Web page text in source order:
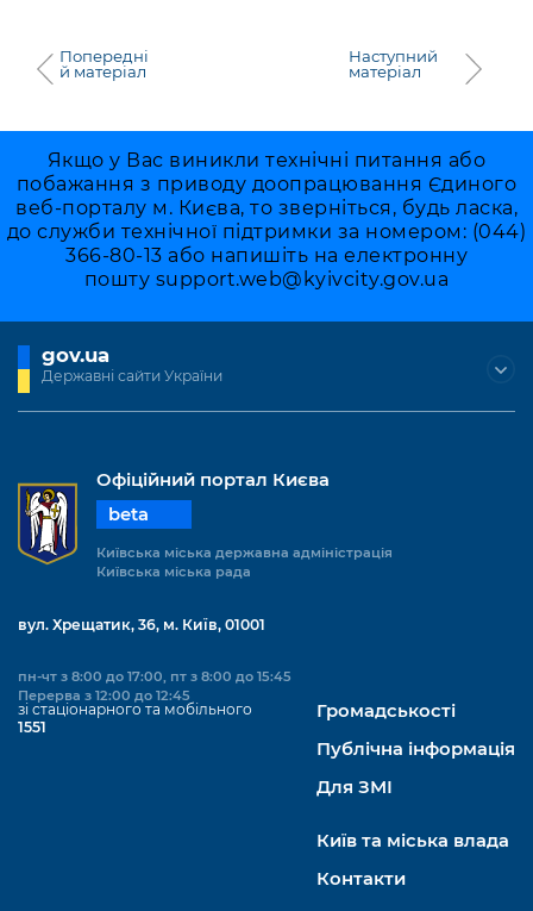
Попередні
й матеріал
Наступний
матеріал
Якщо у Вас виникли технічні питання або
побажання з приводу доопрацювання Єдиного
веб-порталу м. Києва, то зверніться, будь ласка,
до служби технічної підтримки за номером: (044)
366-80-13 або напишіть на електронну
пошту support.web@kyivcity.gov.ua
gov.ua
Державні сайти України
Офіційний портал Києва
beta
Київська міська державна адміністрація
Київська міська рада
вул. Хрещатик, 36, м. Київ, 01001
пн-чт з 8:00 до 17:00, пт з 8:00 до 15:45
Перерва з 12:00 до 12:45
зі стаціонарного та мобільного
1551
Громадськості
Публічна інформація
Для ЗМІ
Київ та міська влада
Контакти